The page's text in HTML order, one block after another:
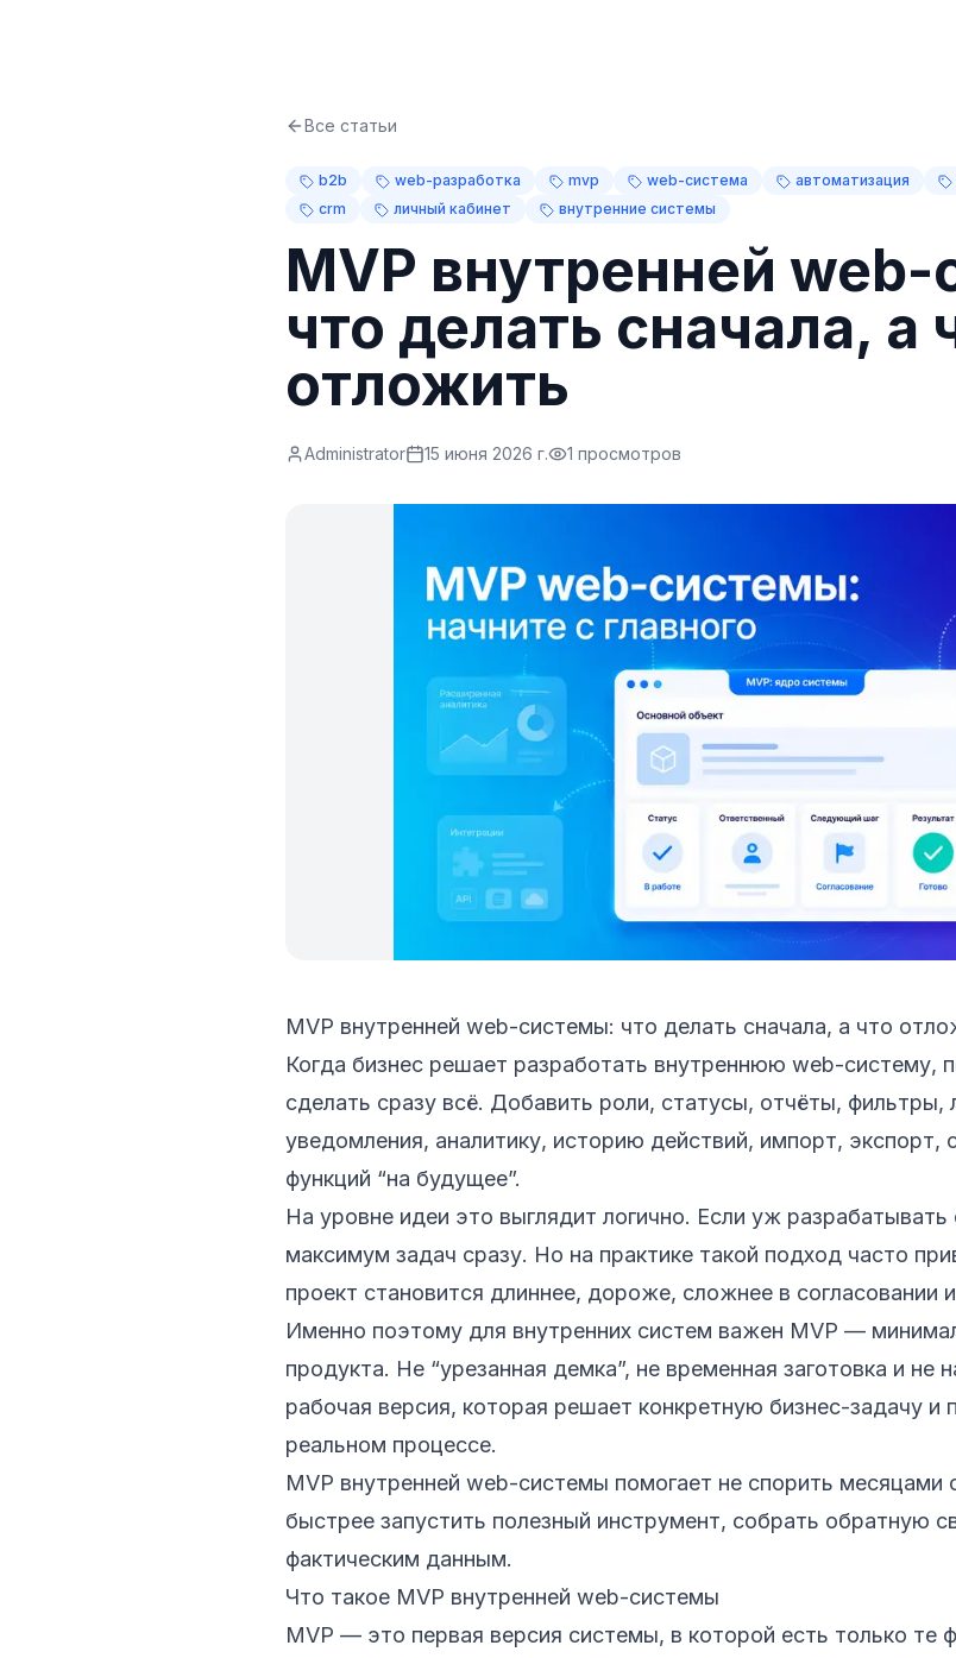
Все статьи
b2b web-разработка mvp web-система автоматизация
crm
личный кабинет внутренние системы
MVP внутренней
что делать сначала, а
отложить
Administrator 15 июня 2026 г. 1 просмотров
MVP внутренней web-системы: что делать сначала, а что
Когда бизнес решает разработать внутреннюю web-систему,
сделать сразу всё. Добавить роли, статусы, отчёты, фильтры,
уведомления, аналитику, историю действий, импорт, экспорт,
функций “на будущее”.
На уровне идеи это выглядит логично. Если уж разрабатывать
максимум задач сразу. Но на практике такой подход часто
проект становится длиннее, дороже, сложнее в согласовании
Именно поэтому для внутренних систем важен MVP —
продукта. Не “урезанная демка”, не временная заготовка и не
рабочая версия, которая решает конкретную бизнес-задачу и
реальном процессе.
MVP внутренней web-системы помогает не спорить
быстрее запустить полезный инструмент, собрать обратную
фактическим данным.
Что такое MVP внутренней web-системы
MVP — это первая версия системы, в которой есть только те